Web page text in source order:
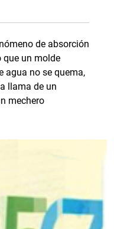
de absorción
que un molde
agua no se quema,
llama de un
mechero